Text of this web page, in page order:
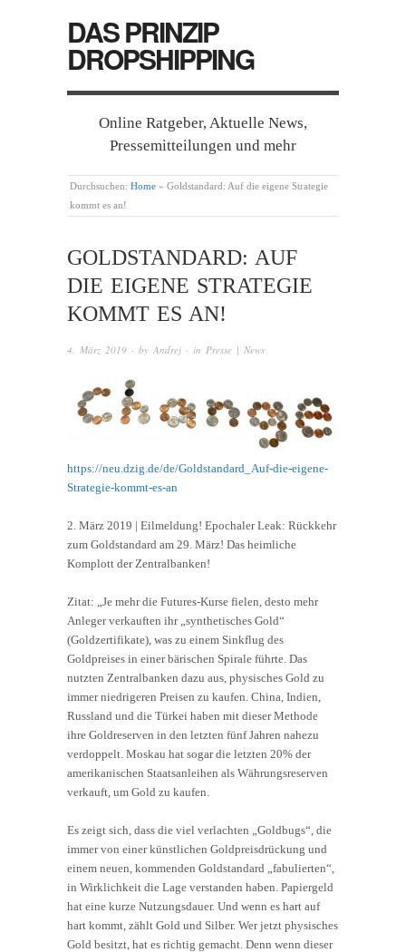
DAS PRINZIP
DROPSHIPPING
Online Ratgeber, Aktuelle News,
Pressemitteilungen und mehr
Durchsuchen: Home » Goldstandard: Auf die eigene Strategie
kommt es an!
GOLDSTANDARD: AUF
DIE EIGENE STRATEGIE
KOMMT ES AN!
4. März 2019 · by Andrej · in Presse | News
https://neu.dzig.de/de/Goldstandard_Auf-die-eigene-
Strategie-kommt-es-an
2. März 2019 | Eilmeldung! Epochaler Leak: Rückkehr
zum Goldstandard am 29. März! Das heimliche
Komplott der Zentralbanken!
Zitat: „Je mehr die Futures-Kurse fielen, desto mehr
Anleger verkauften ihr „synthetisches Gold“
(Goldzertifikate), was zu einem Sinkflug des
Goldpreises in einer bärischen Spirale führte. Das
nutzten Zentralbanken dazu aus, physisches Gold zu
immer niedrigeren Preisen zu kaufen. China, Indien,
Russland und die Türkei haben mit dieser Methode
ihre Goldreserven in den letzten fünf Jahren nahezu
verdoppelt. Moskau hat sogar die letzten 20% der
amerikanischen Staatsanleihen als Währungsreserven
verkauft, um Gold zu kaufen.
Es zeigt sich, dass die viel verlachten „Goldbugs“, die
immer von einer künstlichen Goldpreisdrückung und
einem neuen, kommenden Goldstandard „fabulierten“,
in Wirklichkeit die Lage verstanden haben. Papiergeld
hat eine kurze Nutzungsdauer. Und wenn es hart auf
hart kommt, zählt Gold und Silber. Wer jetzt physisches
Gold besitzt, hat es richtig gemacht. Denn wenn dieser